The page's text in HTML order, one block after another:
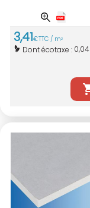
3,41€TTC / m2
Dont écotaxe : 0,04